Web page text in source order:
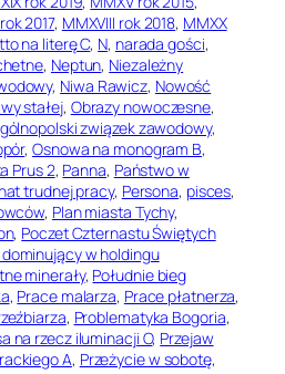
2017, MMXVIII rok 2018, MMXX
na literę C, N, narada gości
, Neptun, Niezależny
, Niwa Rawicz, Nowość
stałej, Obrazy nowoczesne
związek zawodowy
, Osnowa na monogram B
Prus 2, Panna, Państwo w
trudnej pracy, Persona, pisces
, Plan miasta Tychy
, Poczet Czternastu Świętych
w holdingu
minerały, Południe bieg
, Prace malarza, Prace płatnerza
, Problematyka Bogoria
na rzecz iluminacji O, Przejaw
A, Przeżycie w sobotę